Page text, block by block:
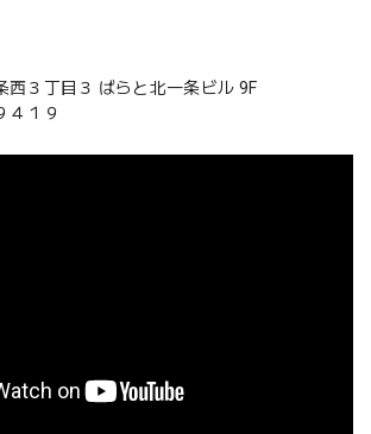
西３丁目３ ばらと北一条ビル 9F
４１９